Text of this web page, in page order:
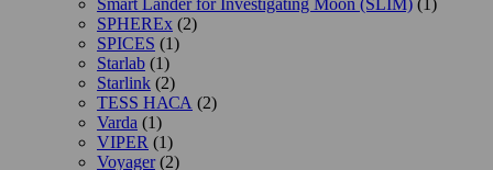
SPHEREx (2)
SPICES (1)
Starlab (1)
Starlink (2)
TESS НАСА (2)
Varda (1)
VIPER (1)
Voyager(2)